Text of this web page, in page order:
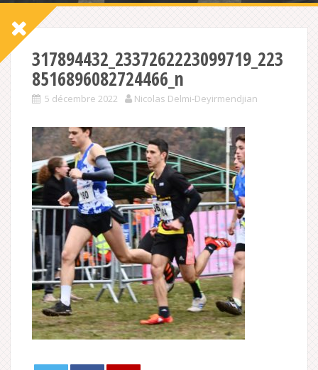
317894432_2337262223099719_223
8516896082724466_n
5 décembre 2022 Nicolas Delmi-Deyirmendjian